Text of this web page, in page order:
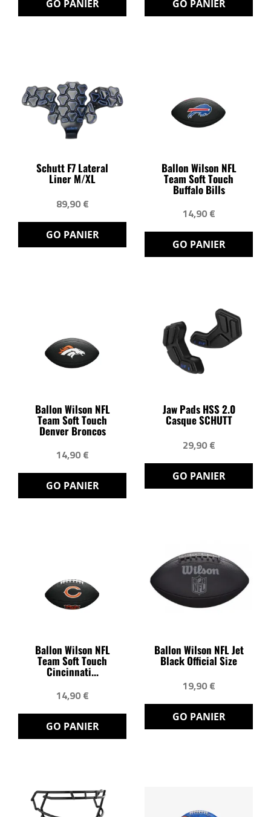
GO PANIER GO PANIER
Schutt F7 Lateral
Liner M/XL
89,90 €
GO PANIER
Ballon Wilson NFL
Team Soft Touch
Buffalo Bills
14,90 €
GO PANIER
Ballon Wilson NFL
Team Soft Touch
Denver Broncos
14,90 €
GO PANIER
Jaw Pads HSS 2.0
Casque SCHUTT
29,90 €
GO PANIER
Ballon Wilson NFL
Team Soft Touch
Cincinnati...
14,90 €
GO PANIER
Ballon Wilson NFL Jet
Black Official Size
19,90 €
GO PANIER